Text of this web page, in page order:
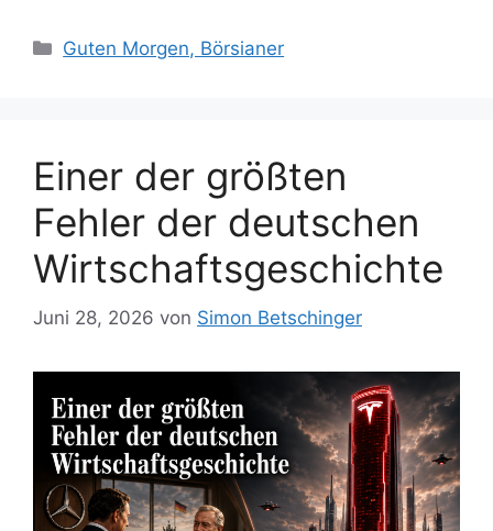
Kategorien
Guten Morgen, Börsianer
Einer der größten
Fehler der deutschen
Wirtschaftsgeschichte
Juni 28, 2026 von Simon Betschinger